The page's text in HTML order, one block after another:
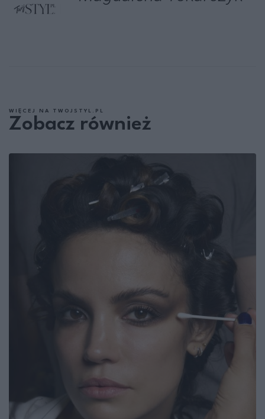
WIĘCEJ NA TWOJSTYL.PL
Zobacz również